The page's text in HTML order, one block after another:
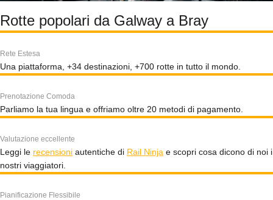
Rotte popolari da Galway a Bray
Rete Estesa
Una piattaforma, +34 destinazioni, +700 rotte in tutto il mondo.
Prenotazione Comoda
Parliamo la tua lingua e offriamo oltre 20 metodi di pagamento.
Valutazione eccellente
Leggi le recensioni autentiche di Rail Ninja e scopri cosa dicono di noi i
nostri viaggiatori.
Pianificazione Flessibile